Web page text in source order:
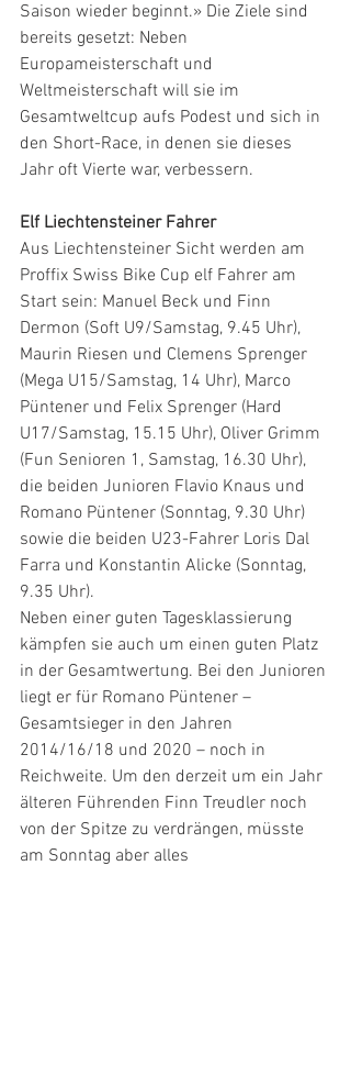
Saison wieder beginnt.» Die Ziele sind
bereits gesetzt: Neben
Europameisterschaft und
Weltmeisterschaft will sie im
Gesamtweltcup aufs Podest und sich in
den Short-Race, in denen sie dieses
Jahr oft Vierte war, verbessern.
Elf Liechtensteiner Fahrer
Aus Liechtensteiner Sicht werden am
Proffix Swiss Bike Cup elf Fahrer am
Start sein: Manuel Beck und Finn
Dermon (Soft U9/Samstag, 9.45 Uhr),
Maurin Riesen und Clemens Sprenger
(Mega U15/Samstag, 14 Uhr), Marco
Püntener und Felix Sprenger (Hard
U17/Samstag, 15.15 Uhr), Oliver Grimm
(Fun Senioren 1, Samstag, 16.30 Uhr),
die beiden Junioren Flavio Knaus und
Romano Püntener (Sonntag, 9.30 Uhr)
sowie die beiden U23-Fahrer Loris Dal
Farra und Konstantin Alicke (Sonntag,
9.35 Uhr).
Neben einer guten Tagesklassierung
kämpfen sie auch um einen guten Platz
in der Gesamtwertung. Bei den Junioren
liegt er für Romano Püntener –
Gesamtsieger in den Jahren
2014/16/18 und 2020 – noch in
Reichweite. Um den derzeit um ein Jahr
älteren Führenden Finn Treudler noch
von der Spitze zu verdrängen, müsste
am Sonntag aber alles